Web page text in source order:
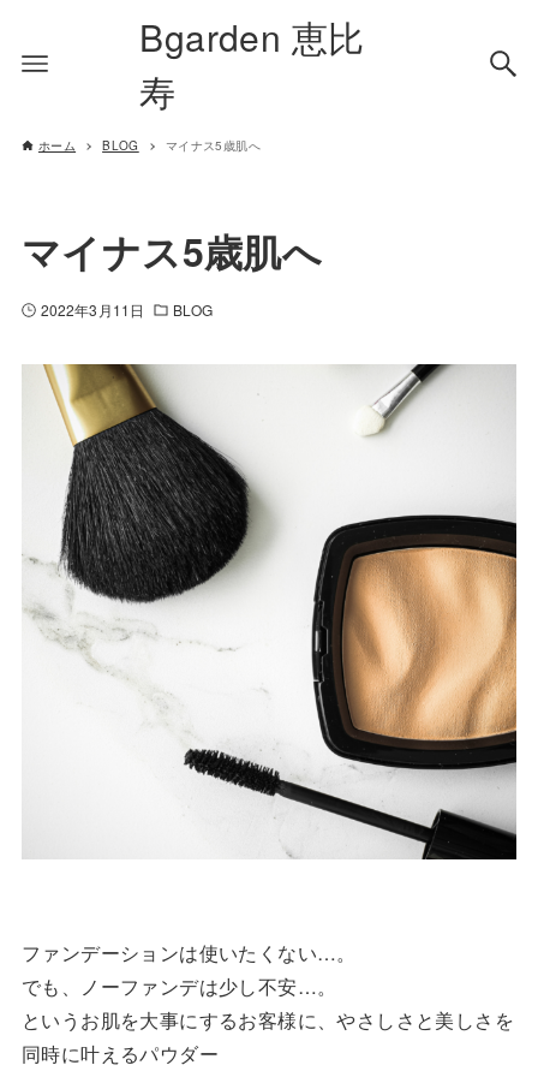
Bgarden 恵比
寿
ホーム BLOG マイナス5歳肌へ
マイナス5歳肌へ
2022年3月11日 BLOG
ファンデーションは使いたくない…。
でも、ノーファンデは少し不安…。
というお肌を大事にするお客様に、やさしさと美しさを
同時に叶えるパウダー